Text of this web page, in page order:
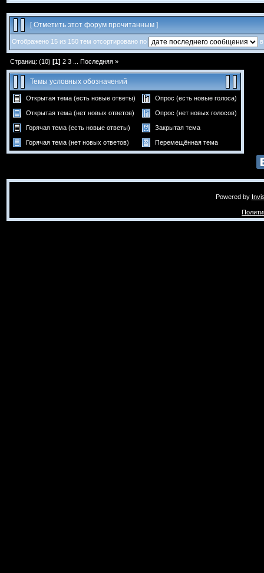
[Отметить этот форум прочитанным ]
Отображено 15 из 150 тем отсортировано по
Страниц: (10) [1] 2 3 Последняя »
Темы условных обозначений
Открытая тема (есть новые ответы) Опрос (есть новые голоса)
Открытая тема (нет новых ответов) Опрос (нет новых голосов)
Горячая тема (есть новые ответы) Закрытая тема
Горячая тема (нет новых ответов) Перемещённая тема
Powered by